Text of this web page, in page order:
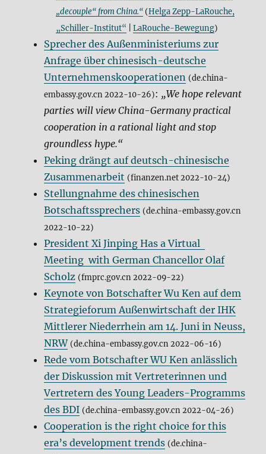
„decouple“ from China.“ (Helga Zepp-LaRouche,
„Schiller-Institut“ |LaRouche-Bewegung)
Sprecher des Außenministeriums zur
Anfrage über chinesisch-deutsche
Unternehmenskooperationen (de.china-
embassy.gov.cn 2022-10-26): „We hope relevant
parties will view China-Germany practical
cooperation in a rational light and stop
groundless hype.“
Peking drängt auf deutsch-chinesische
Zusammenarbeit (finanzen.net 2022-10-24)
Stellungnahme des chinesischen
Botschaftssprechers (de.china-embassy.gov.cn
2022-10-22)
President Xi Jinping Has a Virtual
Meeting with German Chancellor Olaf
Scholz (fmprc.gov.cn 2022-09-22)
Keynote von Botschafter Wu Ken auf dem
Strategieforum Außenwirtschaft der IHK
Mittlerer Niederrhein am 14. Juni in Neuss,
NRW (de.china-embassy.gov.cn 2022-06-16)
Rede vom Botschafter WU Ken anlässlich
der Diskussion mit Vertreterinnen und
Vertretern des Young Leaders-Programms
des BDI (de.china-embassy.gov.cn 2022-04-26)
Cooperation is the right choice for this
era’s development trends (de.china-